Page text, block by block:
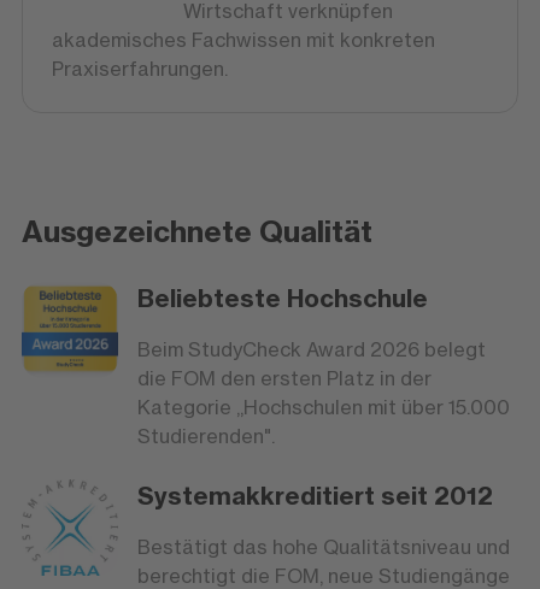
Wirtschaft verknüpfen
akademisches Fachwissen mit konkreten
Praxiserfahrungen.
Ausgezeichnete Qualität
Beliebteste Hochschule
Beim StudyCheck Award 2026 belegt
die FOM den ersten Platz in der
Kategorie „Hochschulen mit über 15.000
Studierenden".
Systemakkreditiert seit 2012
Bestätigt das hohe Qualitätsniveau und
berechtigt die FOM, neue Studiengänge